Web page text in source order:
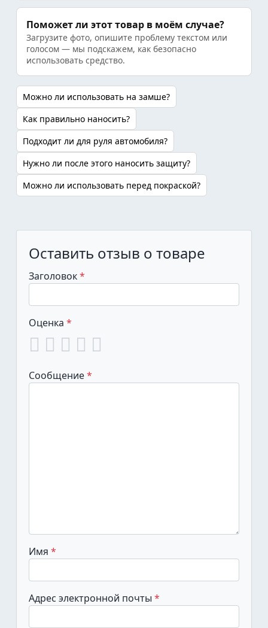
Поможет ли этот товар в моём случае?
Загрузите фото, опишите проблему текстом или
голосом — мы подскажем, как безопасно
использовать средство.
Можно ли использовать на замше?
Как правильно наносить?
Подходит ли для руля автомобиля?
Нужно ли после этого наносить защиту?
Можно ли использовать перед покраской?
Оставить отзыв о товаре
Заголовок
Оценка
Сообщение
Имя
Адрес электронной почты